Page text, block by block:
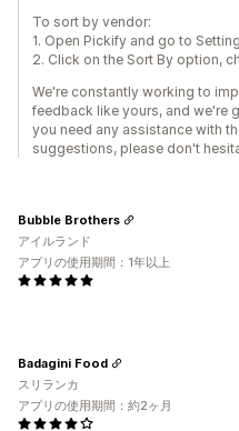
To sort by vendor:
1. Open Pickify and go to
2. Click on the Sort By option,
We're constantly working to
feedback like yours, and we're
you need any assistance with
suggestions, please don't
Bubble Brothers
アイルランド
アプリの使用期間：1年以上
Badagini Food
スリランカ
アプリの使用期間：約2ヶ月